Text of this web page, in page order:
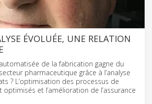
ÉVOLUÉE, UNE RELATION
de la fabrication gagne du
pharmaceutique grâce à l’analyse
? L’optimisation des processus de
et l’amélioration de l’assurance